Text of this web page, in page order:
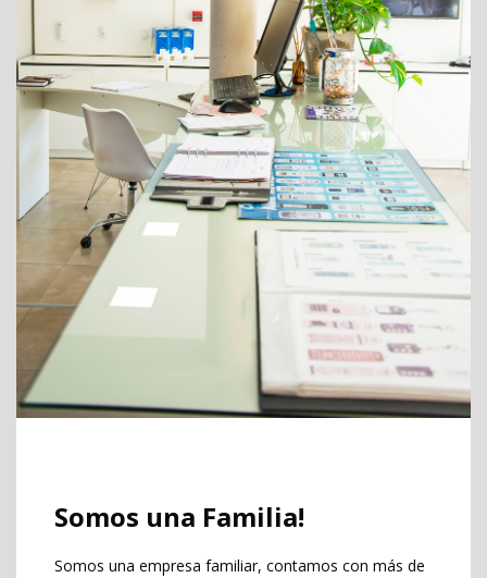
Somos una Familia!
Somos una empresa familiar, contamos con más de